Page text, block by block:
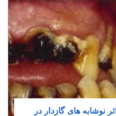
اثر نوشابه های گازدار در